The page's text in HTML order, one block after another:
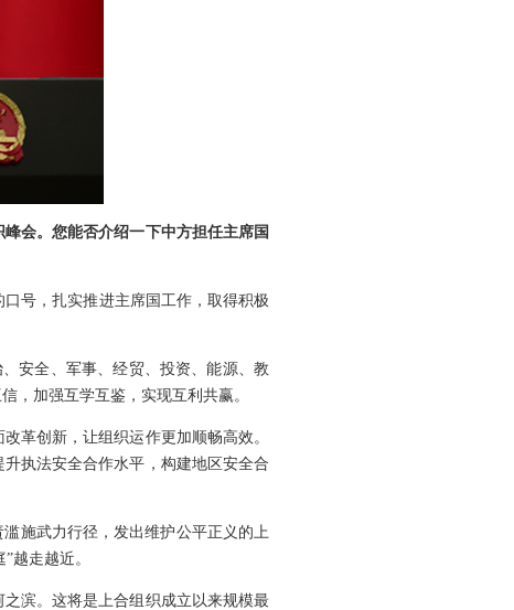
会。您能否介绍一下中方担任主席国
号，扎实推进主席国工作，取得积极
安全、军事、经贸、投资、能源、教
，加强互学互鉴，实现互利共赢。
革创新，让组织运作更加顺畅高效。
执法安全合作水平，构建地区安全合
施武力行径，发出维护公平正义的上
越走越近。
滨。这将是上合组织成立以来规模最